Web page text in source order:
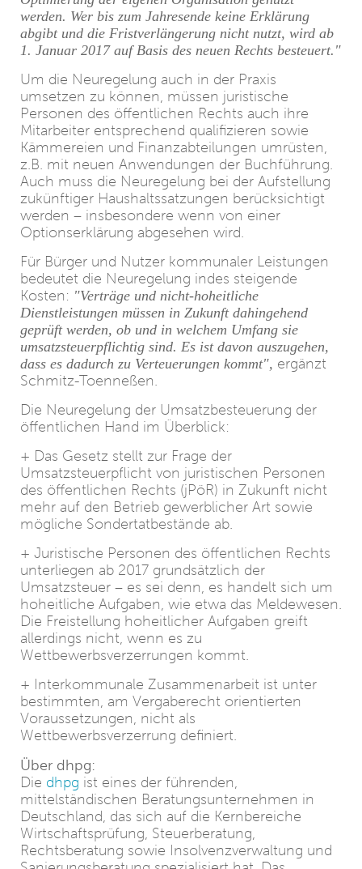
werden. Wer bis zum Jahresende keine Erklärung
abgibt und die Fristverlängerung nicht nutzt, wird ab
1. Januar 2017 auf Basis des neuen Rechts besteuert."
Um die Neuregelung auch in der Praxis
umsetzen zu können, müssen juristische
Personen des öffentlichen Rechts auch ihre
Mitarbeiter entsprechend qualifizieren sowie
Kämmereien und Finanzabteilungen umrüsten,
z.B. mit neuen Anwendungen der Buchführung.
Auch muss die Neuregelung bei der Aufstellung
zukünftiger Haushaltssatzungen berücksichtigt
werden – insbesondere wenn von einer
Optionserklärung abgesehen wird.
Für Bürger und Nutzer kommunaler Leistungen
bedeutet die Neuregelung indes steigende
Kosten: "Verträge und nicht-hoheitliche
Dienstleistungen müssen in Zukunft dahingehend
geprüft werden, ob und in welchem Umfang sie
umsatzsteuerpflichtig sind. Es ist davon auszugehen,
dass es dadurch zu Verteuerungen kommt", ergänzt
Schmitz-Toenneßen.
Die Neuregelung der Umsatzbesteuerung der
öffentlichen Hand im Überblick:
+ Das Gesetz stellt zur Frage der
Umsatzsteuerpflicht von juristischen Personen
des öffentlichen Rechts (jPöR) in Zukunft nicht
mehr auf den Betrieb gewerblicher Art sowie
mögliche Sondertatbestände ab.
+ Juristische Personen des öffentlichen Rechts
unterliegen ab 2017 grundsätzlich der
Umsatzsteuer – es sei denn, es handelt sich um
hoheitliche Aufgaben, wie etwa das Meldewesen.
Die Freistellung hoheitlicher Aufgaben greift
allerdings nicht, wenn es zu
Wettbewerbsverzerrungen kommt.
+ Interkommunale Zusammenarbeit ist unter
bestimmten, am Vergaberecht orientierten
Voraussetzungen, nicht als
Wettbewerbsverzerrung definiert.
Über dhpg:
Die dhpg ist eines der führenden,
mittelständischen Beratungsunternehmen in
Deutschland, das sich auf die Kernbereiche
Wirtschaftsprüfung, Steuerberatung,
Rechtsberatung sowie Insolvenzverwaltung und